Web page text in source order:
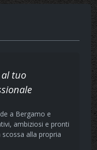
al tuo
a Bergamo e
ambiziosi e pronti
alla propria